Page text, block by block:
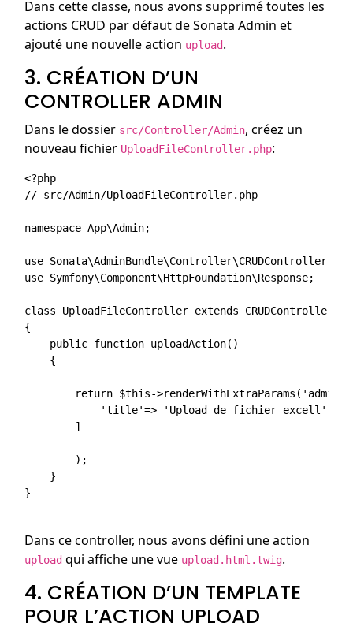
Dans cette classe, nous avons supprimé toutes les
actions CRUD par défaut de Sonata Admin et
ajouté une nouvelle action upload.
3. CRÉATION D’UN
CONTROLLER ADMIN
Dans le dossier src/Controller/Admin, créez un
nouveau fichier UploadFileController.php:
<?php
// src/Admin/UploadFileController.php
namespace App\Admin;
use Sonata\AdminBundle\Controller\CRUDController;
use Symfony\Component\HttpFoundation\Response;
class UploadFileController extends CRUDController
{
    public function uploadAction()
    {
return $this->renderWithExtraParams('admin/
            'title'=> 'Upload de fichier excell'
        ]
        );
    }
}
Dans ce controller, nous avons défini une action
upload qui affiche une vue upload.html.twig.
4. CRÉATION D’UN TEMPLATE
POUR L’ACTION UPLOAD